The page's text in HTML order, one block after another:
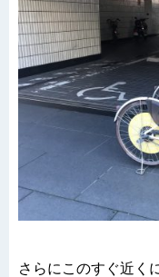
さらにこのすぐ近く